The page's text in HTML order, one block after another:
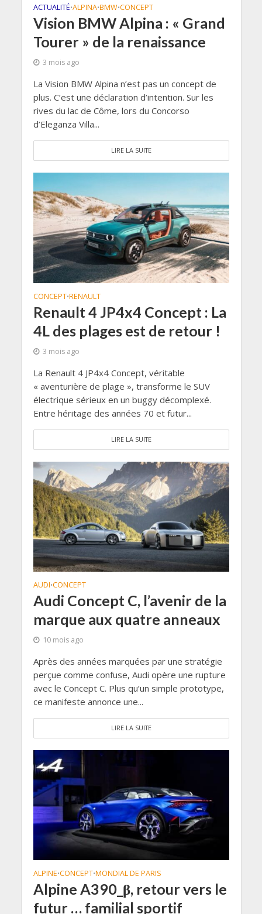
ACTUALITÉ•ALPINA•BMW•CONCEPT
Vision BMW Alpina : « Grand
Tourer » de la renaissance
3 mois ago
La Vision BMW Alpina n’est pas un concept de
plus. C’est une déclaration d’intention. Sur les
rives du lac de Côme, lors du Concorso
d’Eleganza Villa...
LIRE LA SUITE
CONCEPT•RENAULT
Renault 4 JP4x4 Concept : La
4L des plages est de retour !
3 mois ago
La Renault 4 JP4x4 Concept, véritable
« aventurière de plage », transforme le SUV
électrique sérieux en un buggy décomplexé.
Entre héritage des années 70 et futur...
LIRE LA SUITE
AUDI•CONCEPT
Audi Concept C, l’avenir de la
marque aux quatre anneaux
10 mois ago
Après des années marquées par une stratégie
perçue comme confuse, Audi opère une rupture
avec le Concept C. Plus qu’un simple prototype,
ce manifeste annonce une...
LIRE LA SUITE
ALPINE•CONCEPT•MONDIAL DE PARIS
Alpine A390_β, retour vers le
futur … familial sportif